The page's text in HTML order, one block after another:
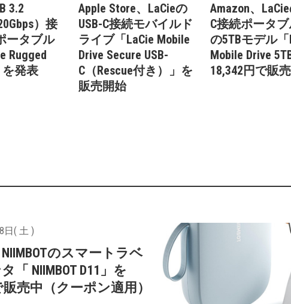
3.2
）接
ータブル
Rugged
を発表
Apple Store、LaCieの
USB-C接続モバイルド
ライブ「LaCie Mobile
Drive Secure USB-
C（Rescue付き）」を
販売開始
Amazon、
C接続ポータブ
の5TBモデル「
Mobile Drive
18,342円で販
日( 土 )
NIIMBOTのスマートラベ
「 NIIMBOT D11」を
販売中（クーポン適用）